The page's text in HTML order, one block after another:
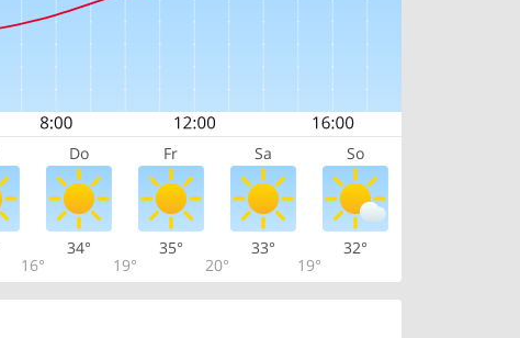
Do Fr Sa So
16°
34°
19°
35°
20°
33°
19°
32°